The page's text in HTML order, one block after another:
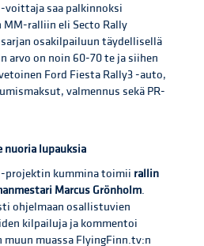
voittaja saa palkinnoksi
ralliin eli Secto Rally
osakilpailuun täydellisellä
arvo on noin 60-70 te ja siihen
Ford Fiesta Rally3 -auto,
valmennus sekä PR-
nuoria lupauksia
projektin kummina toimii rallin
Marcus Grönholm.
ohjelmaan osallistuvien
kilpailuja ja kommentoi
muassa FlyingFinn.tv:n